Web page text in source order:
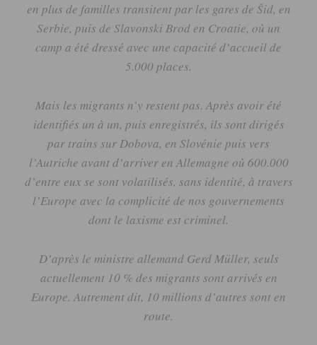
en plus de familles transitent par les gares de Šid, en
Serbie, puis de SlavonskiBrod en Croatie, où un
camp a été dressé avec une capacité d’accueil de
5.000 places.
Mais les migrants n’y restent pas. Après avoir été
identifiés un à un, puis enregistrés, ils sont dirigés
par trains surDobova, en Slovénie puis vers
l’Autriche avant d’arriver en Allemagne où 600.000
d’entre eux se sont volatilisés, sans identité, à travers
l’Europe avec la complicité de nos gouvernements
dont le laxisme est criminel.
D’après le ministre allemand GerdMüller, seuls
actuellement 10 % des migrants sont arrivés en
Europe. Autrement dit, 10 millions d’autres sont en
route.